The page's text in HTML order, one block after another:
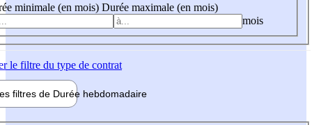
minimale (en mois) Durée maximale (en mois)
mois
le filtre du type de contrat
filtres de Durée hebdomadaire